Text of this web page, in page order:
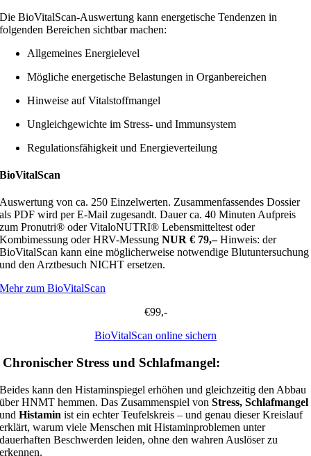
Die BioVitalScan-Auswertung kann energetische Tendenzen in
folgenden Bereichen sichtbar machen:
Allgemeines Energielevel
Mögliche energetische Belastungen in Organbereichen
Hinweise auf Vitalstoffmangel
Ungleichgewichte im Stress- und Immunsystem
Regulationsfähigkeit und Energieverteilung
BioVitalScan
Auswertung von ca. 250 Einzelwerten. Zusammenfassendes Dossier
als PDF wird per E-Mail zugesandt. Dauer ca. 40 Minuten Aufpreis
zum Pronutri® oder VitaloNUTRI® Lebensmitteltest oder
Kombimessung oder HRV-MessungNUR € 79,–Hinweis: der
BioVitalScan kann eine möglicherweise notwendige Blutuntersuchung
und den Arztbesuch NICHT ersetzen.
Mehr zum BioVitalScan
€99,-
BioVitalScan online sichern
Chronischer Stress und Schlafmangel:
Beides kann den Histaminspiegel erhöhen und gleichzeitig den Abbau
über HNMT hemmen. Das Zusammenspiel vonStress, Schlafmangel
undHistamin ist ein echter Teufelskreis – und genau dieser Kreislauf
erklärt, warum viele Menschen mit Histaminproblemen unter
dauerhaften Beschwerden leiden, ohne den wahren Auslöser zu
erkennen.